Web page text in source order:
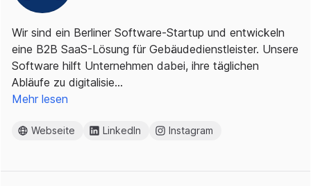
Wir sind ein Berliner Software-Startup und entwickeln
eine B2B SaaS-Lösung für Gebäudedienstleister. Unsere
Software hilft Unternehmen dabei, ihre täglichen
Abläufe zu digitalisie…
Mehr lesen
Webseite LinkedIn Instagram